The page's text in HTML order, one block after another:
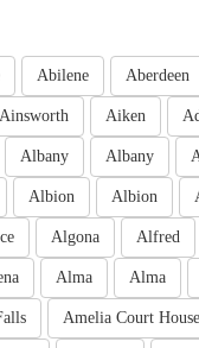
Aberdeen
Abilene
Aiken
Ainsworth
Albany
Albany
Albion
Albion
Alfred
Algona
Alma
Alma
Amelia Court House